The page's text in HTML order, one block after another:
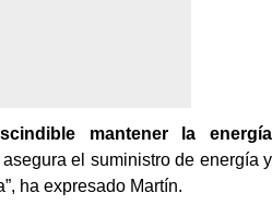
mantener la energía
el suministro de energía y
ha expresado Martín.